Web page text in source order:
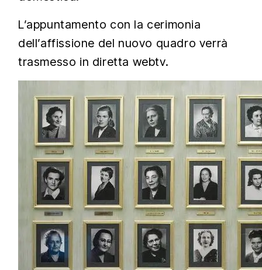
L’appuntamento con la cerimonia
dell’affissione del nuovo quadro verrà
trasmesso in diretta webtv.